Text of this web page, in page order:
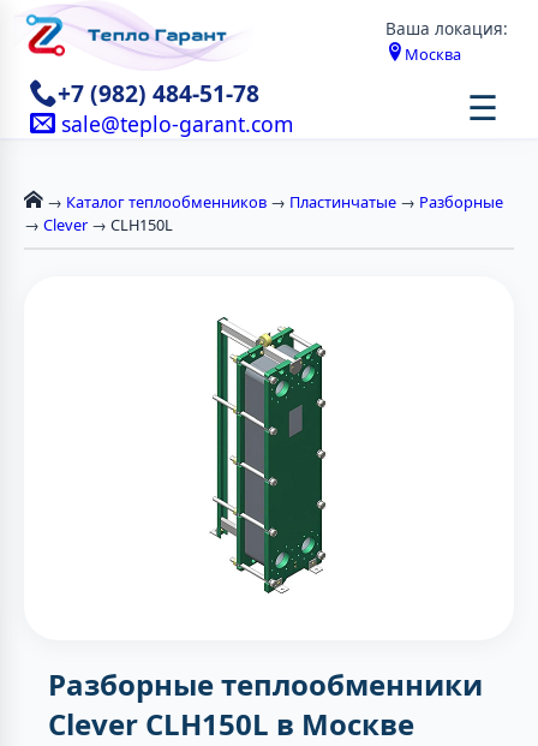
Ваша локация:
Москва
+7 (982) 484-51-78
sale@teplo-garant.com ☰
→ Каталог теплообменников → Пластинчатые → Разборные
→ Clever → CLH150L
Разборные теплообменники
Clever CLH150L в Москве